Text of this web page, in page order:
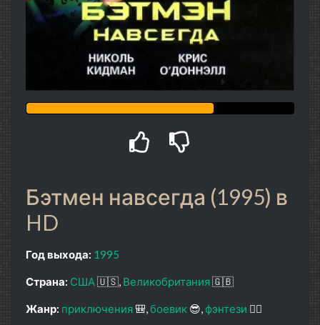
Бэтмен навсегда (1995) в
HD
Год выхода: 1995
Страна: США🇺🇸 Великобритания🇬🇧
Жанр: приключения 🎒 боевик 😎 фэнтези 🧝‍♂️